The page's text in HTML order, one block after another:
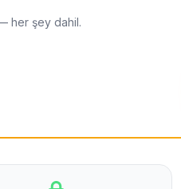
her şey dahil.